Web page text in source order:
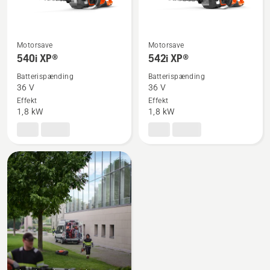
Se
flere
detaljer
540i
Motorsave
540i XP®
Batterispænding
36 V
Effekt
1,8 kW
Se
flere
detaljer
542i
Motorsave
542i XP®
Batterispænding
36 V
Effekt
1,8 kW